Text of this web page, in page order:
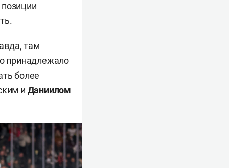
там
принадлежало
более
и Даниилом